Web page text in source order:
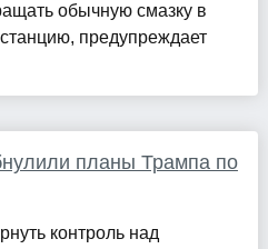
обычную смазку в
предупреждает
планы Трампа по
контроль над